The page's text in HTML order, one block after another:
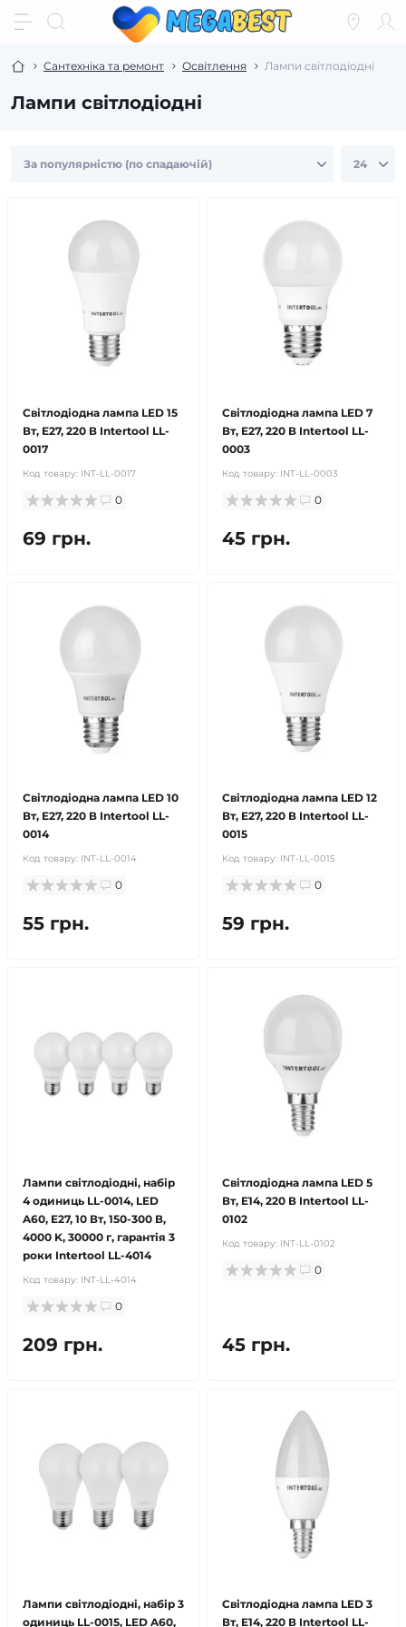
Сантехніка та ремонт Освітлення Лампи світлодіодні
Лампи світлодіодні
Світлодіодна лампа LED 15
Вт, E27, 220 В Intertool LL-
0017
Код товару: INT-LL-0017
0
69 грн.
Світлодіодна лампа LED 7
Вт, E27, 220 В Intertool LL-
0003
Код товару: INT-LL-0003
0
45 грн.
Світлодіодна лампа LED 10
Вт, E27, 220 В Intertool LL-
0014
Код товару: INT-LL-0014
0
55 грн.
Світлодіодна лампа LED 12
Вт, E27, 220 В Intertool LL-
0015
Код товару: INT-LL-0015
0
59 грн.
Лампи світлодіодні, набір
4 одиниць LL-0014, LED
A60, E27, 10 Вт, 150-300 В,
4000 K, 30000 г, гарантія 3
роки Intertool LL-4014
Код товару: INT-LL-4014
0
209 грн.
Світлодіодна лампа LED 5
Вт, E14, 220 В Intertool LL-
0102
Код товару: INT-LL-0102
0
45 грн.
Лампи світлодіодні, набір 3
одиниць LL-0015, LED A60,
Світлодіодна лампа LED 3
Вт, E14, 220 В Intertool LL-